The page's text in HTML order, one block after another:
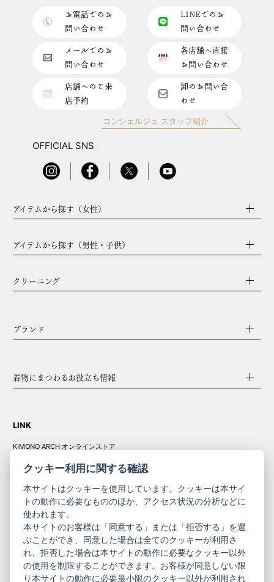
お電話でのお
問い合わせ
LINEでのお
問い合わせ
メールでのお
問い合わせ
各店舗へ直接
お問い合わせ
店舗へのご来
店予約
卸のお問い合
わせ
コンシェルジュ スタッフ紹介
OFFICIAL SNS
アイテムから探す（女性）
アイテムから探す（男性・子供）
クリーニング
ブランド
着物にまつわるお役立ち情報
LINK
KIMONO ARCH オンラインストア
コーポレート
サイト
きものやまと振
袖
サイト
ニュースレター ご利用案内
クッキー利用に関する確認
本サイトはクッキーを使用しています。クッキーは本サイ
トの動作に必要なもののほか、アクセス状況の分析などに
使われます。
本サイトのお客様は「同意する」または「拒否する」を選
ぶことができ、同意した場合は全てのクッキーが利用さ
れ、拒否した場合は本サイトの動作に必要なクッキー以外
の使用を制限することができます。お客様が同意しない限
り本サイトの動作に必要最小限のクッキー以外が利用され